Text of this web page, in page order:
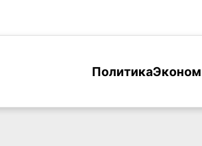
Политика